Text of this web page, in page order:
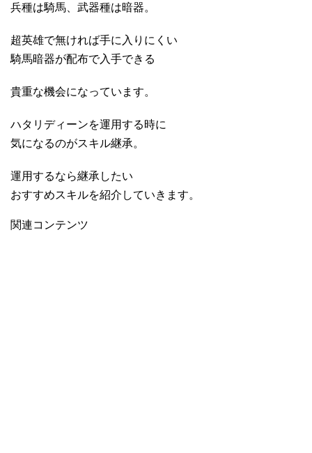
兵種は騎馬、武器種は暗器。
超英雄で無ければ手に入りにくい
騎馬暗器が配布で入手できる
貴重な機会になっています。
ハタリディーンを運用する時に
気になるのがスキル継承。
運用するなら継承したい
おすすめスキルを紹介していきます。
関連コンテンツ